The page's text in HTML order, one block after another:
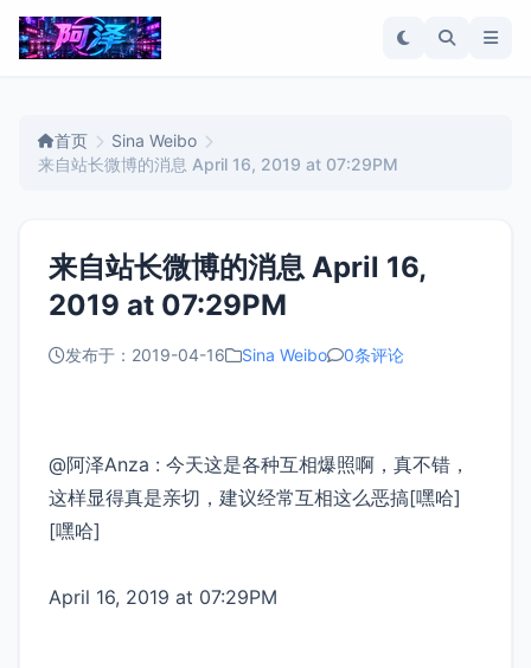
首页
Sina Weibo
来自站长微博的消息 April 16, 2019 at 07:29PM
来自站长微博的消息 April 16,
2019 at 07:29PM
发布于：2019-04-16 Sina Weibo 0条评论
@阿泽Anza : 今天这是各种互相爆照啊，真不错，
这样显得真是亲切，建议经常互相这么恶搞[嘿哈]
[嘿哈]
April 16, 2019 at 07:29PM